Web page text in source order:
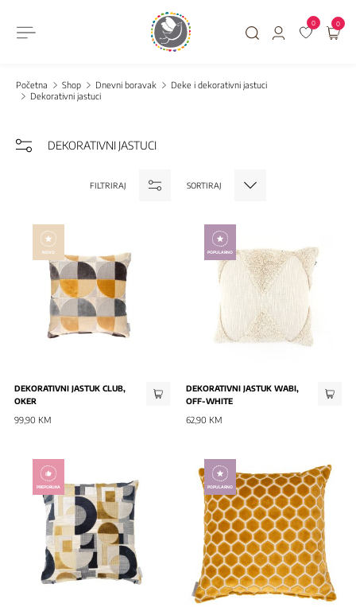
0 0
Početna Shop Dnevni boravak
Deke i dekorativni jastuci
Dekorativni jastuci
DEKORATIVNI JASTUCI
FILTRIRAJ SORTIRAJ
NOVO
DEKORATIVNI JASTUK CLUB,
OKER
99,90 KM
POPULARNO
DEKORATIVNI JASTUK WABI,
OFF-WHITE
62,90 KM
PREPORUKA POPULARNO